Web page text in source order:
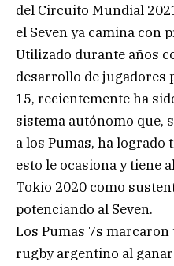
del Circuito Mundial
el Seven ya camina con
Utilizado durante años
desarrollo de jugadores
15, recientemente ha
sistema autónomo que,
a los Pumas, ha logrado
esto le ocasiona y tiene
Tokio 2020 como
potenciando al Seven.
Los Pumas 7s
rugby argentino al